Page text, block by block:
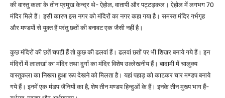
की वास्तु कला के तीन प्रमुख केन्द्र थे- ऐहोल, वातापी और पट्टड़कल। ऐहोल में लगभग 70
मंदिर मिले हैं। इसी कारण इस नगर को मंदिरों का नगर कहा गया है। समस्त मंदिर गर्भगृह
और मण्डपों से युक्त हैं परंतु छतों की बनावट एक जैसी नहीं है।
कुछ मंदिरों की छतें चपटी हैं तो कुछ की ढलवां हैं। ढलवां छतों पर भी शिखर बनाये गये हैं। इन
मंदिरों में लालखां का मंदिर तथा दुर्गा का मंदिर विशेष उल्लेखनीय हैं। बादामी में चालुक्य
वास्तुकला का निखरा हुआ रूप देखने को मिलता है। यहां पहाड़ को काटकर चार मण्डप बनाये
गये हैं। इनमें एक मंडप जैनियों का है, शेष तीन मण्डप हिन्दुओं के हैं। इनके तीन मुख्य भाग हैं-